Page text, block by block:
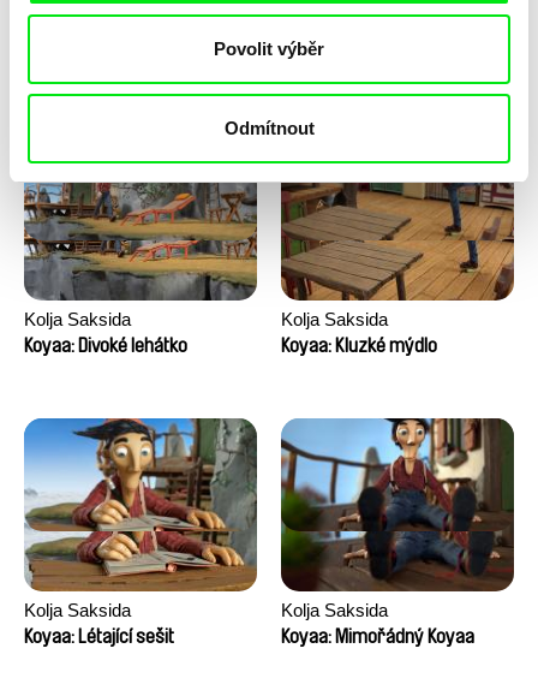
Povolit výběr
Odmítnout
Kočka a pták
Kolja Saksida
Koyaa: Divoké lehátko
Kolja Saksida
Koyaa: Kluzké mýdlo
Kolja Saksida
Koyaa: Létající sešit
Kolja Saksida
Koyaa: Mimořádný Koyaa